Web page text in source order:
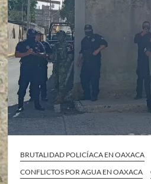
BRUTALIDAD POLICÍACA EN OAXACA
CONFLICTOS POR AGUA EN OAXACA